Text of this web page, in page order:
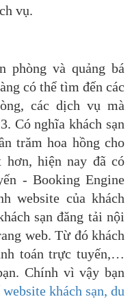
vụ.
phòng và quảng bá
có thể tìm đến các
các dịch vụ mà
Có nghĩa khách sạn
trăm hoa hồng cho
hiện nay đã có
- Booking Engine
website của khách
sạn đăng tải nội
web. Từ đó khách
toán trực tuyến,…
Chính vì vậy bạn
khách sạn, du